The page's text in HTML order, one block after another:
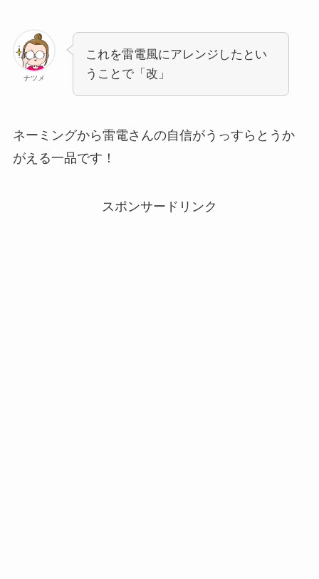
ナツメ
これを雷電風にアレンジしたとい
うことで「改」
ネーミングから雷電さんの自信がうっすらとうか
がえる一品です！
スポンサードリンク